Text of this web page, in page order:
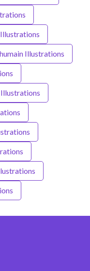
Illustrations